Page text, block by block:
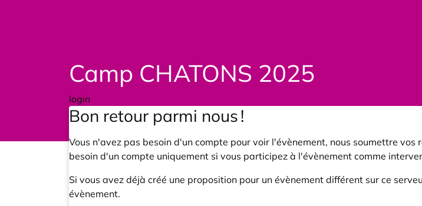
Camp CHATONS 2025
login
Bon retour parmi nous !
Vous n'avez pas besoin d'un compte pour voir l'évènement, nous soumettre
besoin d'un compte uniquement si vous participez à l'évènement comme
Si vous avez déjà créé une proposition pour un évènement différent sur ce
évènement.